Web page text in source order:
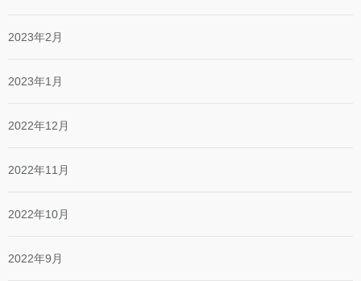
2023年2月
2023年1月
2022年12月
2022年11月
2022年10月
2022年9月